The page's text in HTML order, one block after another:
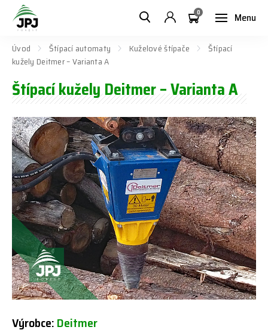
Menu
0
Úvod Štípací automaty Kuželové štípače
Štípací
kužely Deitmer – Varianta A
Štípací kužely Deitmer – Varianta A
Výrobce:Deitmer